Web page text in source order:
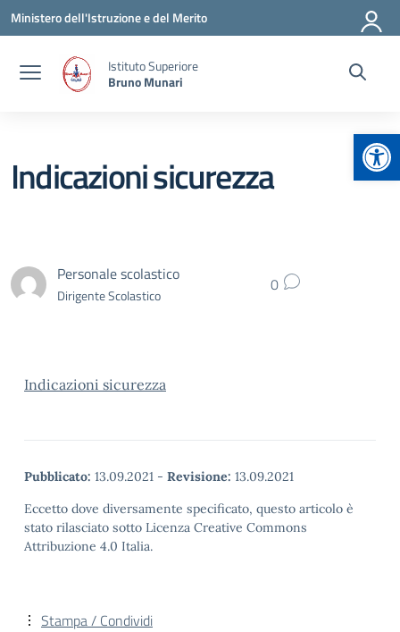
Vai ai contenuti
Vai al menu di navigazione
Vai al footer
Ministero dell'Istruzione e del Merito
Istituto Superiore
Bruno Munari
Indicazioni sicurezza
Personale scolastico
Dirigente Scolastico 0
Indicazioni sicurezza
Pubblicato: 13.09.2021 - Revisione: 13.09.2021
Eccetto dove diversamente specificato, questo articolo è
stato rilasciato sotto Licenza Creative Commons
Attribuzione 4.0 Italia.
Stampa / Condividi